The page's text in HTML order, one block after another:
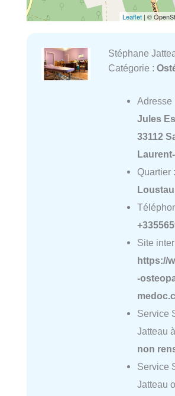
Leaflet | ©
Stéphane
Catégorie :
Adresse
Jules
33112
Quartier :
Site
https://
-
Service
Jatteau
non
Service
Jatteau